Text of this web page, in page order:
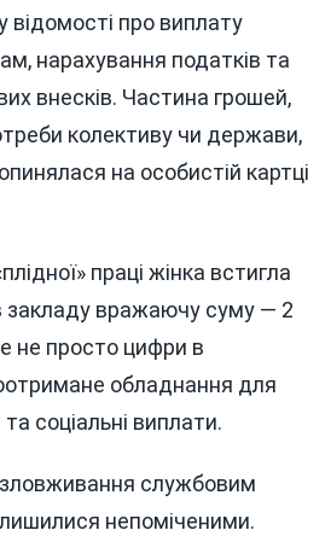
відомості про виплату
нарахування податків та
внесків. Частина грошей,
колективу чи держави,
на особистій картці
праці жінка встигла
закладу вражаючу суму — 2
не просто цифри в
обладнання для
соціальні виплати.
зловживання службовим
непоміченими.